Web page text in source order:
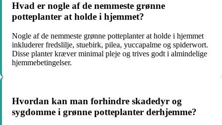
Hvad er nogle af de nemmeste grønne
potteplanter at holde i hjemmet?
Nogle af de nemmeste grønne potteplanter at holde i hjemmet
inkluderer fredslilje, stuebirk, pilea, yuccapalme og spiderwort.
Disse planter kræver minimal pleje og trives godt i almindelige
hjemmebetingelser.
Hvordan kan man forhindre skadedyr og
sygdomme i grønne potteplanter derhjemme?